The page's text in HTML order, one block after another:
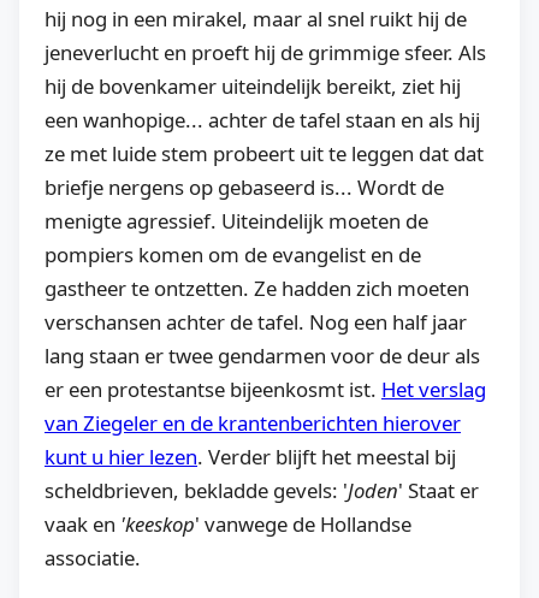
hij nog in een mirakel, maar al snel ruikt hij de
jeneverlucht en proeft hij de grimmige sfeer. Als
hij de bovenkamer uiteindelijk bereikt, ziet hij
een wanhopige... achter de tafel staan en als hij
ze met luide stem probeert uit te leggen dat dat
briefje nergens op gebaseerd is... Wordt de
menigte agressief. Uiteindelijk moeten de
pompiers komen om de evangelist en de
gastheer te ontzetten. Ze hadden zich moeten
verschansen achter de tafel. Nog een half jaar
lang staan er twee gendarmen voor de deur als
er een protestantse bijeenkosmt ist. Het verslag
van Ziegeler en de krantenberichten hierover
kunt u hier lezen. Verder blijft het meestal bij
scheldbrieven, bekladde gevels: 'Joden' Staat er
vaak en 'keeskop' vanwege de Hollandse
associatie.